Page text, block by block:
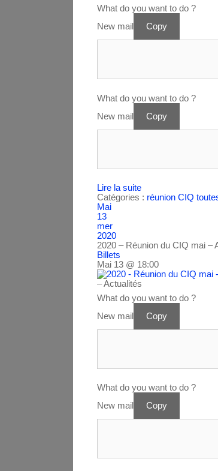
What do you want to do ?
New mail
Copy
What do you want to do ?
New mail
Copy
Lire la suite
Catégories : réunion CIQ
Mai
13
mer
2020
2020 – Réunion du CIQ mai –
Billets
Mai 13 @ 18:00
– Actualités
What do you want to do ?
New mail
Copy
What do you want to do ?
New mail
Copy